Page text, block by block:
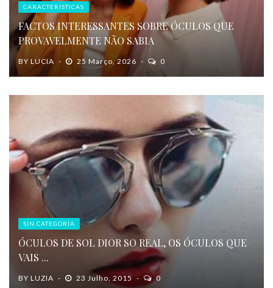
CARACTERÍSTICAS
FACTOS INTERESSANTES SOBRE ÓCULOS QUE
PROVAVELMENTE NÃO SABIA
BY LUCIA 25 Março, 2026 0
SIN CATEGORÍA
ÓCULOS DE SOL DIOR SO REAL, OS ÓCULOS QUE
VAIS ...
BY LUZIA 23 Julho, 2015 0